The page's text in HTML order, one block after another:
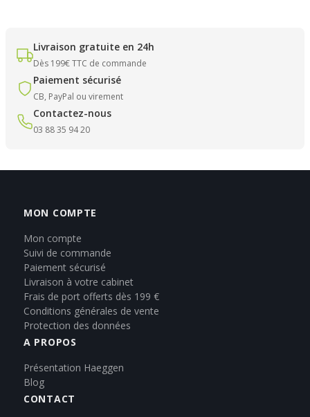
Livraison gratuite en 24h
Dès 199€ TTC de commande
Paiement sécurisé
CB, PayPal ou virement
Contactez-nous
03 88 35 94 20
MON COMPTE
Mon compte
Suivi de commande
Paiement sécurisé
Livraison à votre cabinet
Frais de port offerts dès 199 €
Conditions générales de vente
Protection des données
A PROPOS
Présentation Haeggen
Blog
CONTACT